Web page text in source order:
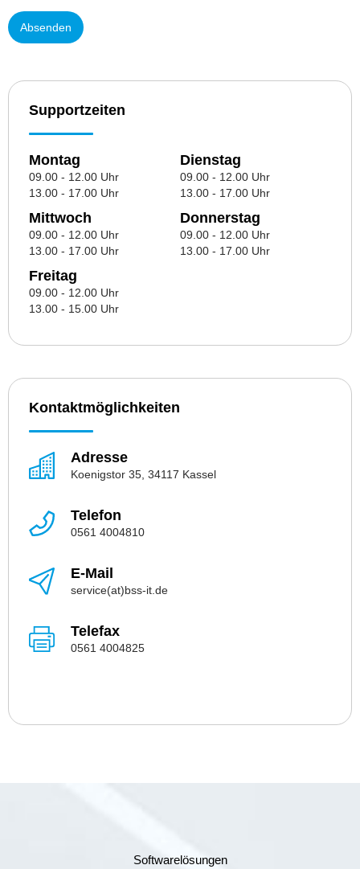
Supportzeiten
Montag
09.00 - 12.00 Uhr
13.00 - 17.00 Uhr
Dienstag
09.00 - 12.00 Uhr
13.00 - 17.00 Uhr
Mittwoch
09.00 - 12.00 Uhr
13.00 - 17.00 Uhr
Donnerstag
09.00 - 12.00 Uhr
13.00 - 17.00 Uhr
Freitag
09.00 - 12.00 Uhr
13.00 - 15.00 Uhr
Kontaktmöglichkeiten
Adresse
Koenigstor 35, 34117 Kassel
Telefon
0561 4004810
E-Mail
service(at)bss-it.de
Telefax
0561 4004825
Softwarelösungen